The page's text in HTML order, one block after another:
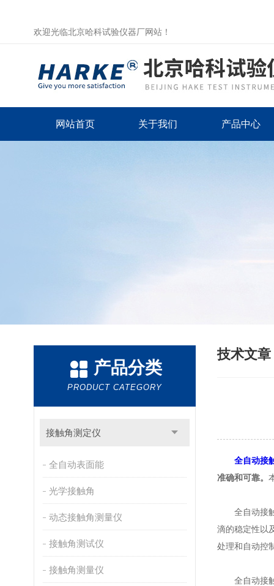
欢迎光临北京哈科试验仪器厂网站！
网站首页 关于我们 产品中心
产品分类
PRODUCT CATEGORY
接触角测定仪
全自动表面能
光学接触角
动态接触角测量仪
接触角测试仪
接触角测量仪
技术文章
全自动接
准确和可靠。
全自动接触
滴的稳定性以
处理和自动控
全自动接触